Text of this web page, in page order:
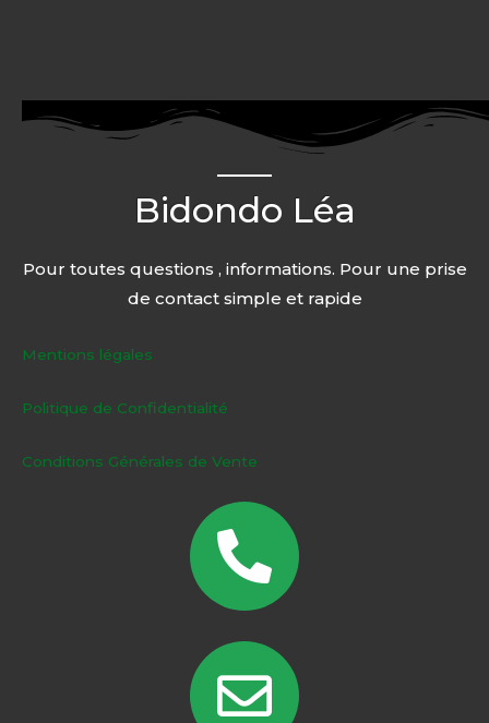
Bidondo Léa
Pour toutes questions , informations. Pour une prise
de contact simple et rapide
Mentions légales
Politique de Confidentialité
Conditions Générales de Vente